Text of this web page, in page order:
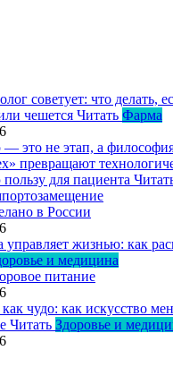
советует: что делать,
чешется Читать Фарма
— это не этап, а
превращают
для пациента
в России
управляет жизнью: как
и медицина
питание
как чудо: как искусство
Читать Здоровье и